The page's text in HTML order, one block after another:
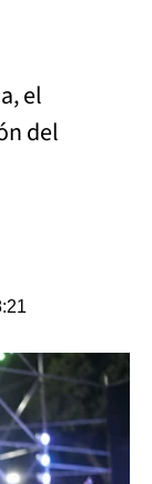
el
del